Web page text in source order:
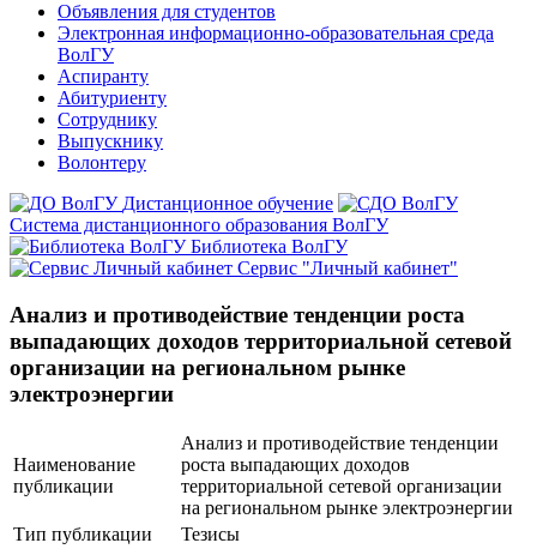
Объявления для студентов
Электронная информационно-образовательная среда
ВолГУ
Аспиранту
Абитуриенту
Сотруднику
Выпускнику
Волонтеру
Дистанционное обучение
Система дистанционного образования ВолГУ
Библиотека ВолГУ
Сервис "Личный кабинет"
Анализ и противодействие тенденции роста
выпадающих доходов территориальной сетевой
организации на региональном рынке
электроэнергии
Наименование
публикации
Анализ и противодействие тенденции
роста выпадающих доходов
территориальной сетевой организации
на региональном рынке электроэнергии
Тип публикации
Тезисы